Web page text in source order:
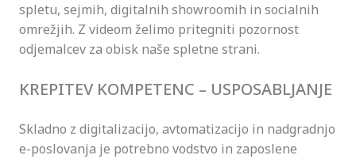
spletu, sejmih, digitalnih showroomih in socialnih
omrežjih. Z videom želimo pritegniti pozornost
odjemalcev za obisk naše spletne strani.
KREPITEV KOMPETENC – USPOSABLJANJE
Skladno z digitalizacijo, avtomatizacijo in nadgradnjo
e-poslovanja je potrebno vodstvo in zaposlene